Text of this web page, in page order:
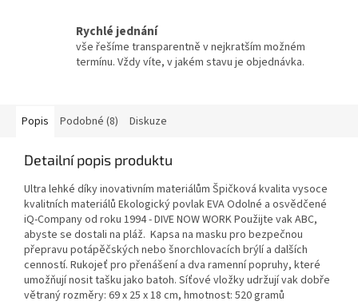
Rychlé jednání
vše řešíme transparentně v nejkratším možném
termínu. Vždy víte, v jakém stavu je objednávka.
Popis Podobné (8) Diskuze
Detailní popis produktu
Ultra lehké díky inovativním materiálům Špičková kvalita vysoce
kvalitních materiálů Ekologický povlak EVA Odolné a osvědčené
iQ-Company od roku 1994 - DIVE NOW WORK Použijte vak ABC,
abyste se dostali na pláž. Kapsa na masku pro bezpečnou
přepravu potápěčských nebo šnorchlovacích brýlí a dalších
cenností. Rukojeť pro přenášení a dva ramenní popruhy, které
umožňují nosit tašku jako batoh. Síťové vložky udržují vak dobře
větraný rozměry: 69 x 25 x 18 cm, hmotnost: 520 gramů